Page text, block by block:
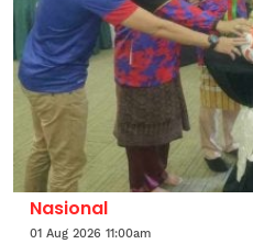
Nasional
01 Aug 2026 11:00am